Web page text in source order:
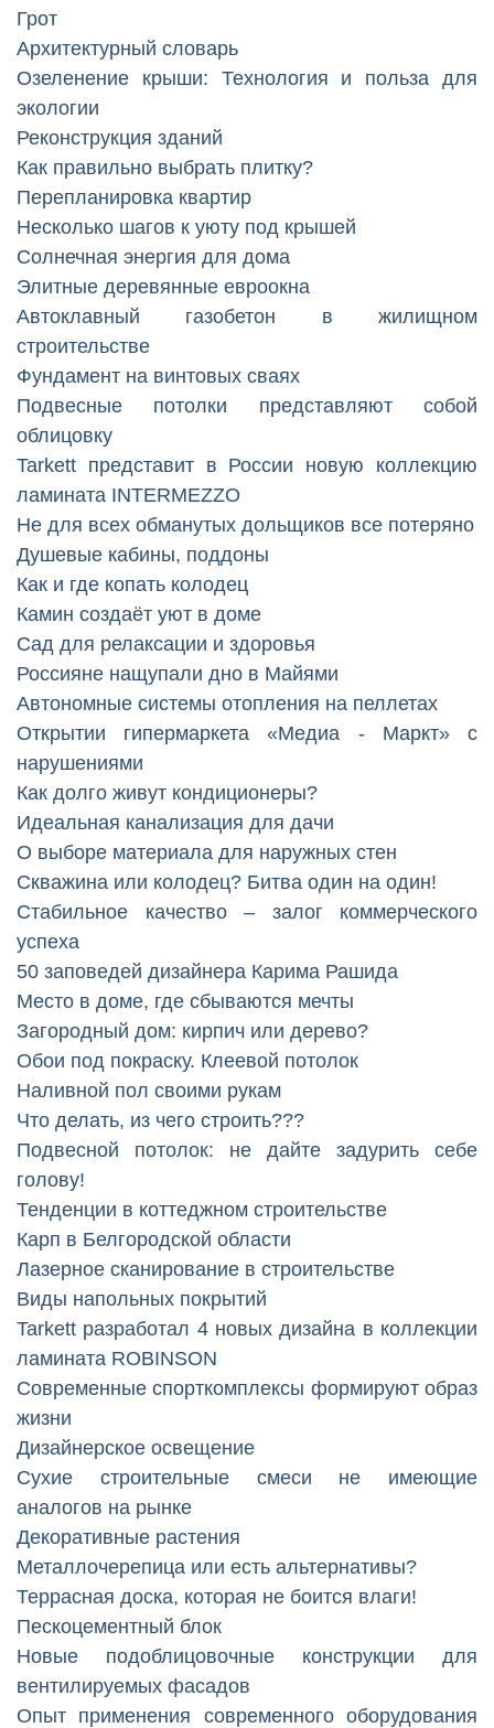
Грот
Архитектурный словарь
Озеленение крыши: Технология и польза для
экологии
Реконструкция зданий
Как правильно выбрать плитку?
Перепланировка квартир
Несколько шагов к уюту под крышей
Солнечная энергия для дома
Элитные деревянные евроокна
Автоклавный газобетон в жилищном
строительстве
Фундамент на винтовых сваях
Подвесные потолки представляют собой
облицовку
Tarkett представит в России новую коллекцию
ламината INTERMEZZO
Не для всех обманутых дольщиков все потеряно
Душевые кабины, поддоны
Как и где копать колодец
Камин создаёт уют в доме
Сад для релаксации и здоровья
Россияне нащупали дно в Майями
Автономные системы отопления на пеллетах
Открытии гипермаркета «Медиа - Маркт» с
нарушениями
Как долго живут кондиционеры?
Идеальная канализация для дачи
О выборе материала для наружных стен
Скважина или колодец? Битва один на один!
Стабильное качество – залог коммерческого
успеха
50 заповедей дизайнера Карима Рашида
Место в доме, где сбываются мечты
Загородный дом: кирпич или дерево?
Обои под покраску. Клеевой потолок
Наливной пол своими рукам
Что делать, из чего строить???
Подвесной потолок: не дайте задурить себе
голову!
Тенденции в коттеджном строительстве
Карп в Белгородской области
Лазерное сканирование в строительстве
Виды напольных покрытий
Tarkett разработал 4 новых дизайна в коллекции
ламината ROBINSON
Современные спорткомплексы формируют образ
жизни
Дизайнерское освещение
Сухие строительные смеси не имеющие
аналогов на рынке
Декоративные растения
Металлочерепица или есть альтернативы?
Террасная доска, которая не боится влаги!
Пескоцементный блок
Новые подоблицовочные конструкции для
вентилируемых фасадов
Опыт применения современного оборудования